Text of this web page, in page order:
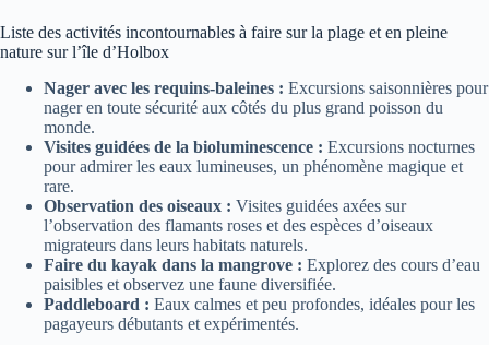
Liste des activités incontournables à faire sur la plage et en pleine
nature sur l’île d’Holbox
Nager avec les requins-baleines : Excursions saisonnières pour
nager en toute sécurité aux côtés du plus grand poisson du
monde.
Visites guidées de la bioluminescence : Excursions nocturnes
pour admirer les eaux lumineuses, un phénomène magique et
rare.
Observation des oiseaux : Visites guidées axées sur
l’observation des flamants roses et des espèces d’oiseaux
migrateurs dans leurs habitats naturels.
Faire du kayak dans la mangrove : Explorez des cours d’eau
paisibles et observez une faune diversifiée.
Paddleboard : Eaux calmes et peu profondes, idéales pour les
pagayeurs débutants et expérimentés.